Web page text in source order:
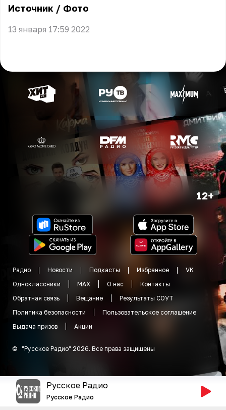
Источник / Фото
13 января 17:59 2022
12+
Радио Новости Подкасты Избранное
VK
Одноклассники
MAX О нас
Контакты
Обратная связь
Вещание
Результаты СОУТ
Политика безопасности
Пользовательское соглашение
Выдача призов
Акции
© "Русское Радио" 2026. Все права защищены
Русское Радио
Русское Радио